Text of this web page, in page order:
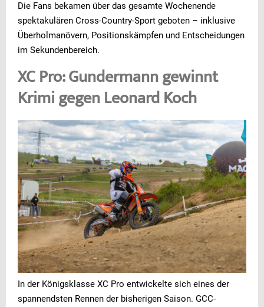
Die Fans bekamen über das gesamte Wochenende
spektakulären Cross-Country-Sport geboten – inklusive
Überholmanövern, Positionskämpfen und Entscheidungen
im Sekundenbereich.
XC Pro: Gundermann gewinnt
Krimi gegen Leonard Koch
In der Königsklasse XC Pro entwickelte sich eines der
spannendsten Rennen der bisherigen Saison. GCC-